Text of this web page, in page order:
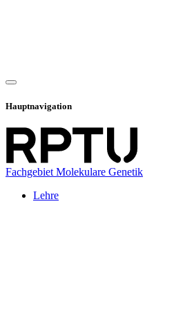
Hauptnavigation
Fachgebiet Molekulare Genetik
Lehre